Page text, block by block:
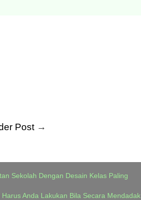
Post→
Sekolah Dengan Desain Kelas Paling
Harus Anda Lakukan Bila Secara Mendadak